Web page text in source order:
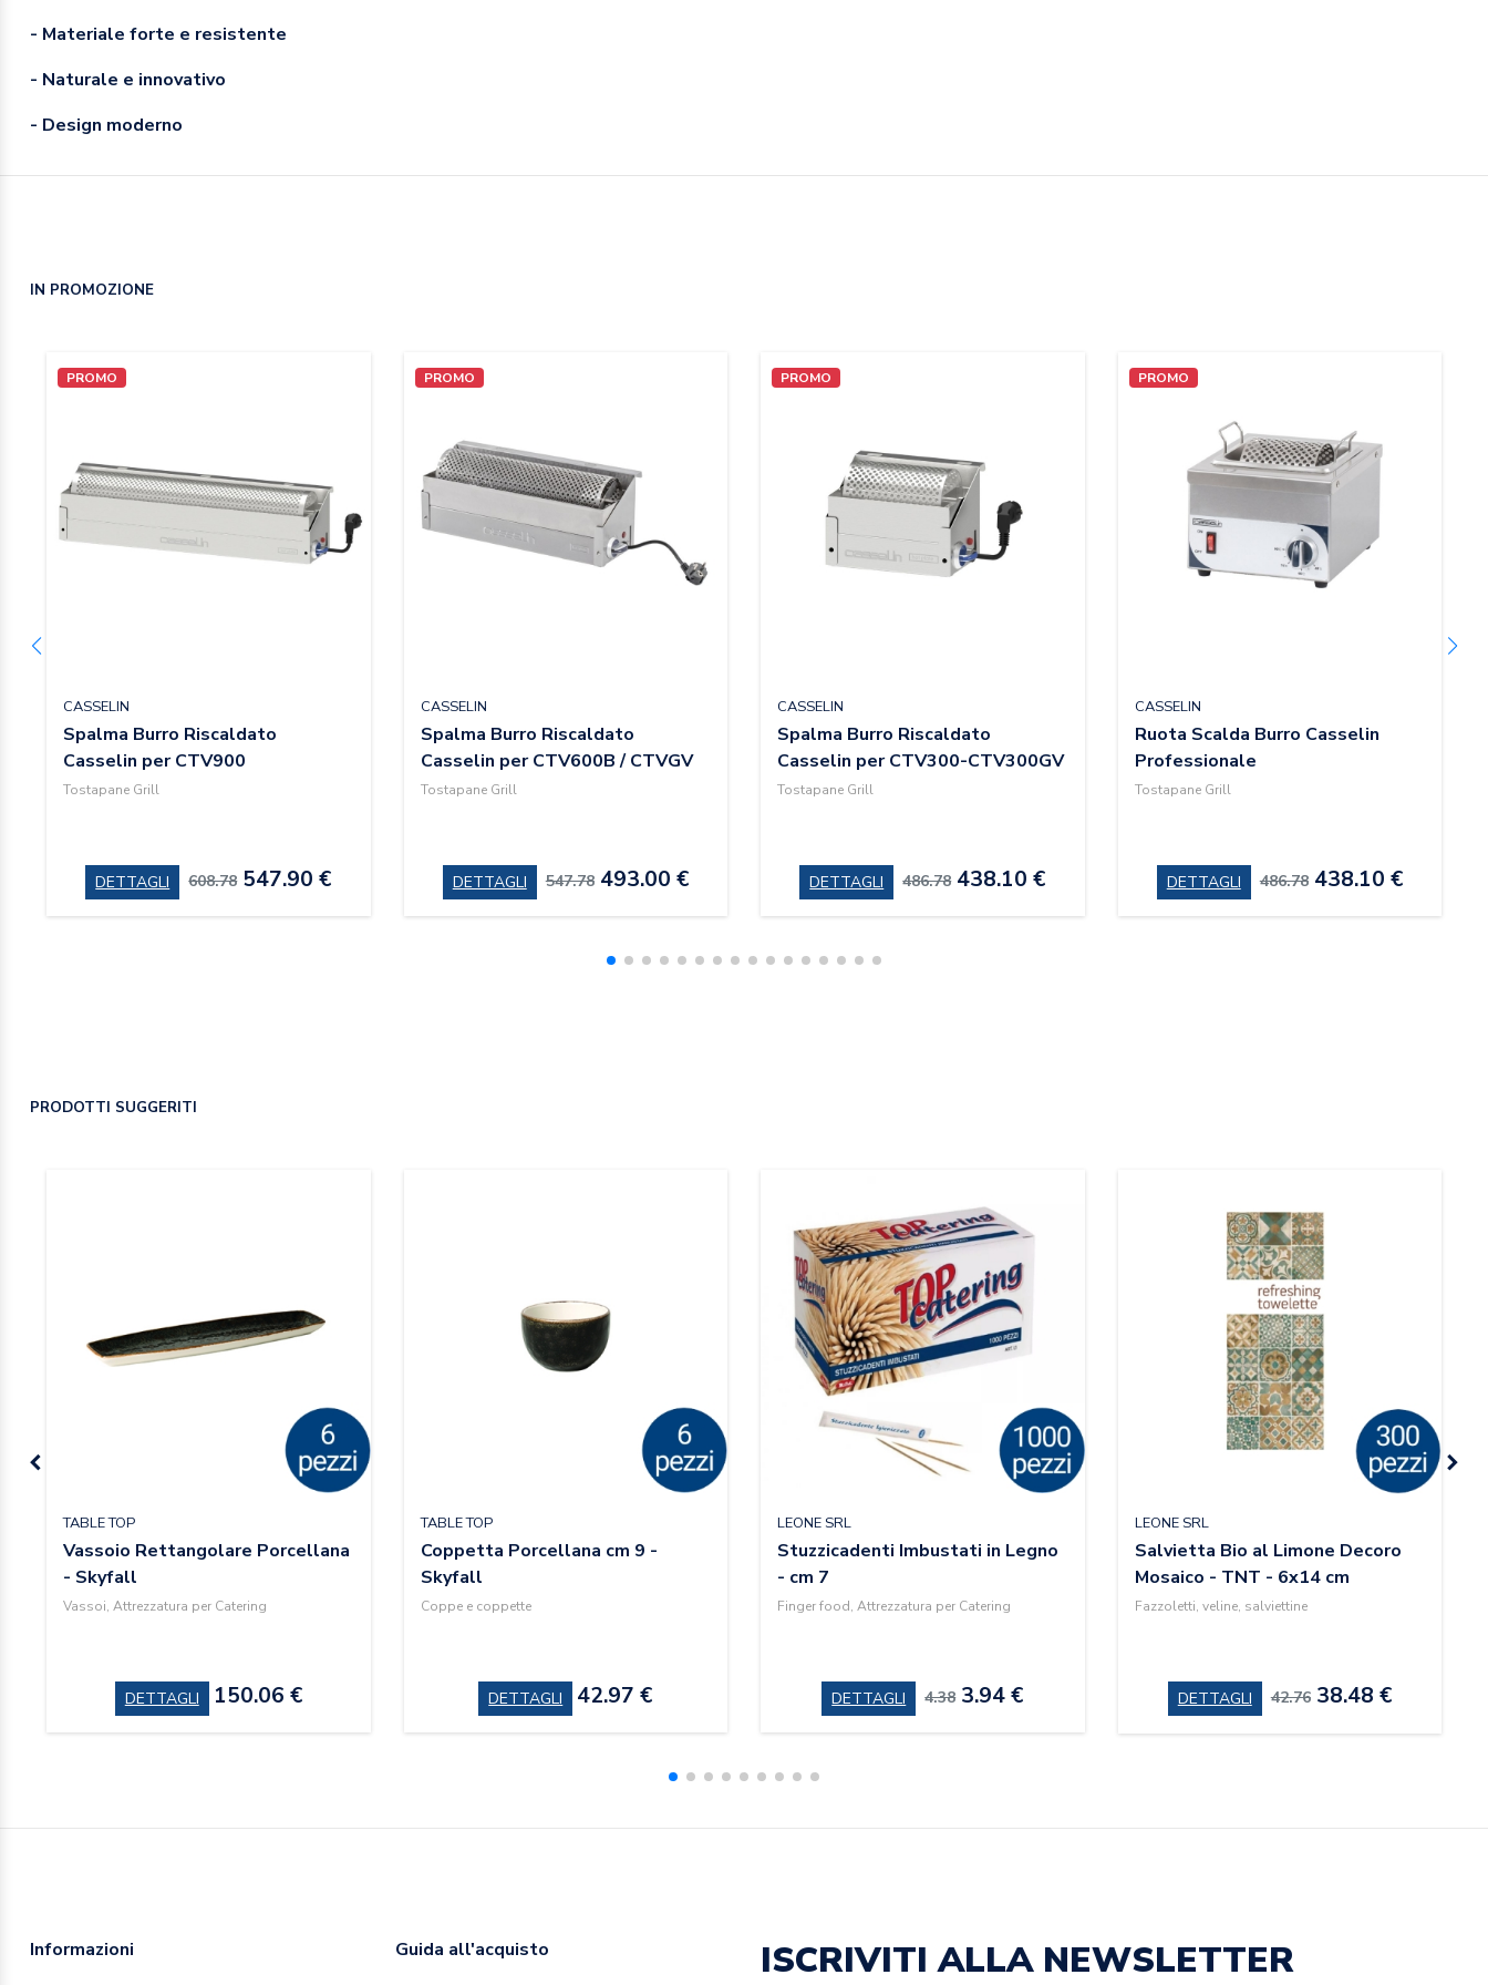
- Materiale forte e resistente
- Naturale e innovativo
- Design moderno
IN PROMOZIONE
PROMO
CASSELIN
Spalma Burro Riscaldato
Casselin per CTV900
Tostapane Grill
DETTAGLI 608.78547.90 €
PROMO
CASSELIN
Spalma Burro Riscaldato
Casselin per CTV600B / CTVGV
Tostapane Grill
DETTAGLI 547.78493.00 €
PROMO
CASSELIN
Spalma Burro Riscaldato
Casselin per CTV300-CTV300GV
Tostapane Grill
DETTAGLI 486.78438.10 €
PROMO
CASSELIN
Ruota Scalda Burro Casselin
Professionale
Tostapane Grill
DETTAGLI 486.78438.10 €
PRODOTTI SUGGERITI
TABLE TOP
Vassoio Rettangolare Porcellana
- Skyfall
Vassoi, Attrezzatura per Catering
DETTAGLI 150.06 €
TABLE TOP
Coppetta Porcellana cm 9 -
Skyfall
Coppe e coppette
DETTAGLI 42.97 €
LEONE SRL
Stuzzicadenti Imbustati in Legno
- cm 7
Finger food, Attrezzatura per Catering
DETTAGLI 4.383.94 €
LEONE SRL
Salvietta Bio al Limone Decoro
Mosaico - TNT - 6x14 cm
Fazzoletti, veline, salviettine
DETTAGLI 42.7638.48 €
Informazioni Guida all'acquisto ISCRIVITI ALLA NEWSLETTER